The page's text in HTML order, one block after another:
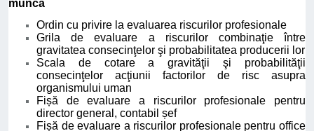
muncă
Ordin cu privire la evaluarea riscurilor profesionale
Grila de evaluare a riscurilor combinaţie între
gravitatea consecinţelor şi probabilitatea producerii lor
Scala de cotare a gravităţii şi probabilităţii
consecinţelor acţiunii factorilor de risc asupra
organismului uman
Fișă de evaluare a riscurilor profesionale pentru
director general, contabil șef
Fișă de evaluare a riscurilor profesionale pentru office